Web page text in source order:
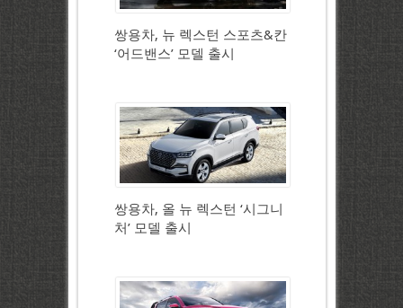
쌍용차, 뉴 렉스턴 스포츠&칸
‘어드밴스’ 모델 출시
쌍용차, 올 뉴 렉스턴 ‘시그니
처’ 모델 출시